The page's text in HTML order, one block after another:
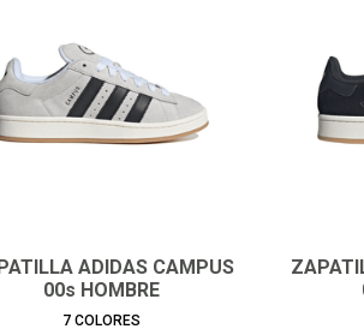
ADIDAS CAMPUS
00s HOMBRE
7 COLORES